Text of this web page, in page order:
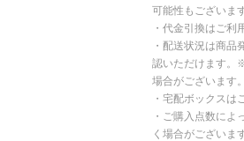
可能性もございます
・代金引換はご利
・配送状況は商品
認いただけます。
場合がございます。
・宅配ボックスは
・ご購入点数によ
く場合がございま